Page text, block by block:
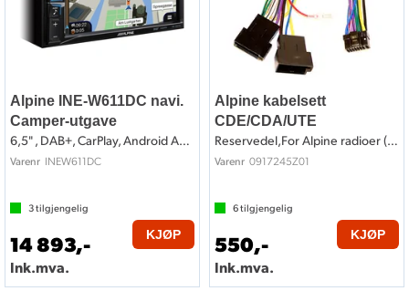
Alpine INE-W611DC navi.
Camper-utgave
6,5" , DAB+, CarPlay, Android Auto
Varenr INEW611DC
3tilgjengelig
14 893,-
Ink.mva.
KJØP
Alpine kabelsett
CDE/CDA/UTE
Reservedel,For Alpine radioer (se liste)
Varenr 0917245Z01
6tilgjengelig
550,-
Ink.mva.
KJØP